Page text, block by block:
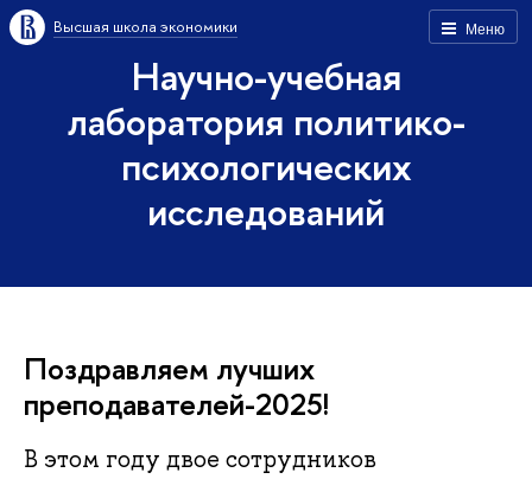
Меню
Высшая школа экономики
Научно-учебная
лаборатория политико-
психологических
исследований
Поздравляем лучших
преподавателей-2025!
В этом году двое сотрудников